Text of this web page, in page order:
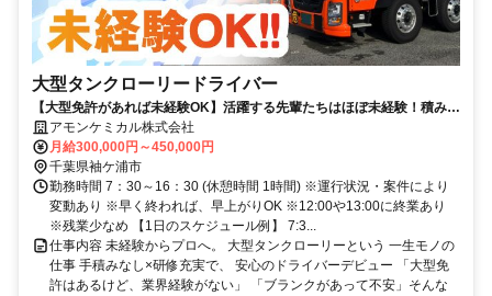
大型タンクローリードライバー
【大型免許があれば未経験OK】活躍する先輩たちはほぼ未経験！積み下
ろしなしで体力負担少なめ！安心安定
アモンケミカル株式会社
月給300,000円～450,000円
千葉県袖ケ浦市
勤務時間 7：30～16：30 (休憩時間 1時間) ※運⾏状況・案件により
変動あり ※早く終われば、早上がりOK ※12:00や13:00に終業あり
※残業少なめ 【1日のスケジュール例】 7:3...
仕事内容 未経験からプロへ。 大型タンクローリーという 一生モノの
仕事 手積みなし×研修充実で、 安心のドライバーデビュー 「大型免
許はあるけど、業界経験がない」 「ブランクがあって不安」そんな